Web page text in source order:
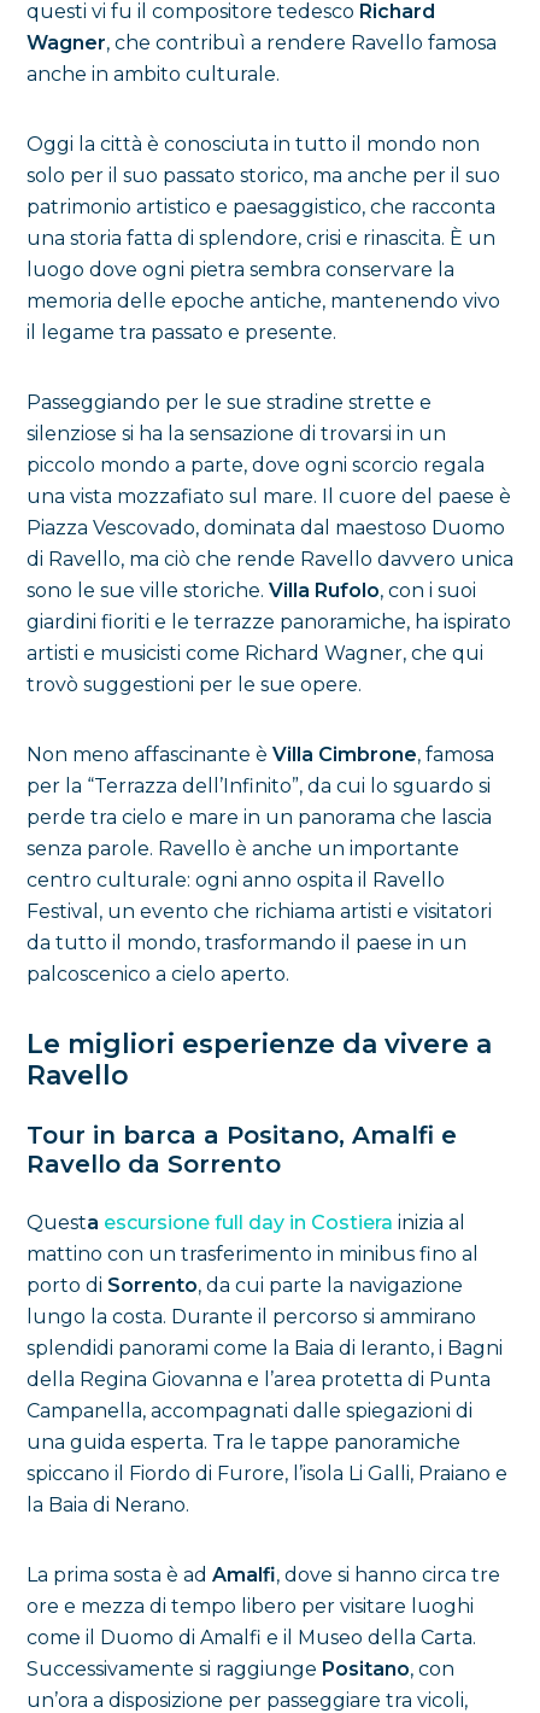
questi vi fu il compositore tedesco Richard
Wagner, che contribuì a rendere Ravello famosa
anche in ambito culturale.
Oggi la città è conosciuta in tutto il mondo non
solo per il suo passato storico, ma anche per il suo
patrimonio artistico e paesaggistico, che racconta
una storia fatta di splendore, crisi e rinascita. È un
luogo dove ogni pietra sembra conservare la
memoria delle epoche antiche, mantenendo vivo
il legame tra passato e presente.
Passeggiando per le sue stradine strette e
silenziose si ha la sensazione di trovarsi in un
piccolo mondo a parte, dove ogni scorcio regala
una vista mozzafiato sul mare. Il cuore del paese è
Piazza Vescovado, dominata dal maestoso Duomo
di Ravello, ma ciò che rende Ravello davvero unica
sono le sue ville storiche. Villa Rufolo, con i suoi
giardini fioriti e le terrazze panoramiche, ha ispirato
artisti e musicisti come Richard Wagner, che qui
trovò suggestioni per le sue opere.
Non meno affascinante è Villa Cimbrone, famosa
per la “Terrazza dell’Infinito”, da cui lo sguardo si
perde tra cielo e mare in un panorama che lascia
senza parole. Ravello è anche un importante
centro culturale: ogni anno ospita il Ravello
Festival, un evento che richiama artisti e visitatori
da tutto il mondo, trasformando il paese in un
palcoscenico a cielo aperto.
Le migliori esperienze da vivere a
Ravello
Tour in barca a Positano, Amalfi e
Ravello da Sorrento
Questa escursione full day in Costiera inizia al
mattino con un trasferimento in minibus fino al
porto di Sorrento, da cui parte la navigazione
lungo la costa. Durante il percorso si ammirano
splendidi panorami come la Baia di Ieranto, i Bagni
della Regina Giovanna e l’area protetta di Punta
Campanella, accompagnati dalle spiegazioni di
una guida esperta. Tra le tappe panoramiche
spiccano il Fiordo di Furore, l’isola Li Galli, Praiano e
la Baia di Nerano.
La prima sosta è ad Amalfi, dove si hanno circa tre
ore e mezza di tempo libero per visitare luoghi
come il Duomo di Amalfi e il Museo della Carta.
Successivamente si raggiunge Positano, con
un’ora a disposizione per passeggiare tra vicoli,